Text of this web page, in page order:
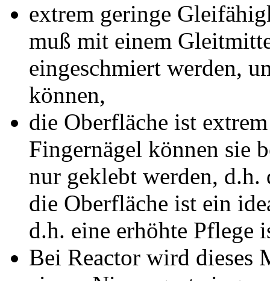
extrem geringe
muß mit einem
eingeschmiert werden,
können,
die Oberfläche ist
Fingernägel können sie
nur geklebt werden,
die Oberfläche ist ein
d.h. eine erhöhte Pflege
Bei Reactor wird dieses